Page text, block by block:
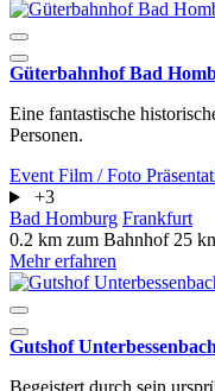
Güterbahnhof Bad
Eine fantastische
Personen.
Event Film / Foto
+3
Bad Homburg Frankfurt
0.2 km zum Bahnhof 25
Mehr erfahren
Gutshof Unterbessenbach